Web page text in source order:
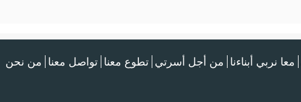
معا نربي أبناءنا من أجل أسرتي تطوع معنا تواصل معنا من نحن